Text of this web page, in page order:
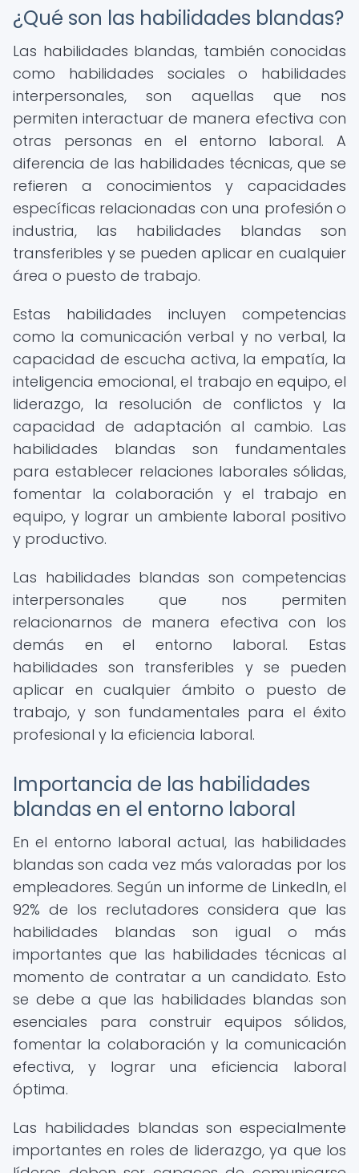
¿Qué son las habilidades blandas?
Las habilidades blandas, también conocidas
como habilidades sociales o habilidades
interpersonales, son aquellas que nos
permiten interactuar de manera efectiva con
otras personas en el entorno laboral. A
diferencia de las habilidades técnicas, que se
refieren a conocimientos y capacidades
específicas relacionadas con una profesión o
industria, las habilidades blandas son
transferibles y se pueden aplicar en cualquier
área o puesto de trabajo.
Estas habilidades incluyen competencias
como la comunicación verbal y no verbal, la
capacidad de escucha activa, la empatía, la
inteligencia emocional, el trabajo en equipo, el
liderazgo, la resolución de conflictos y la
capacidad de adaptación al cambio. Las
habilidades blandas son fundamentales
para establecer relaciones laborales sólidas,
fomentar la colaboración y el trabajo en
equipo, y lograr un ambiente laboral positivo
y productivo.
Las habilidades blandas son competencias
interpersonales que nos permiten
relacionarnos de manera efectiva con los
demás en el entorno laboral. Estas
habilidades son transferibles y se pueden
aplicar en cualquier ámbito o puesto de
trabajo, y son fundamentales para el éxito
profesional y la eficiencia laboral.
Importancia de las habilidades
blandas en el entorno laboral
En el entorno laboral actual, las habilidades
blandas son cada vez más valoradas por los
empleadores. Según un informe de LinkedIn, el
92% de los reclutadores considera que las
habilidades blandas son igual o más
importantes que las habilidades técnicas al
momento de contratar a un candidato. Esto
se debe a que las habilidades blandas son
esenciales para construir equipos sólidos,
fomentar la colaboración y la comunicación
efectiva, y lograr una eficiencia laboral
óptima.
Las habilidades blandas son especialmente
importantes en roles de liderazgo, ya que los